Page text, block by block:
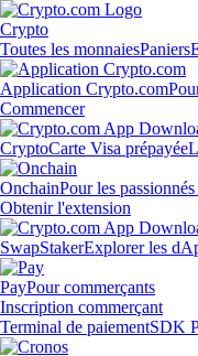
Crypto
Toutes les monnaiesPaniers
Application Crypto.com
Commencer
CryptoCarte Visa prépayée
OnchainPour les
Obtenir l'extension
SwapStakerExplorer les
PayPour commerçants
Inscription commerçant
Terminal de paiementSDK